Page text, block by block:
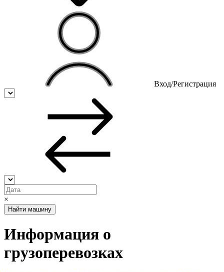
Вход/Регистрация
×
Найти машину
Информация о
грузоперевозках